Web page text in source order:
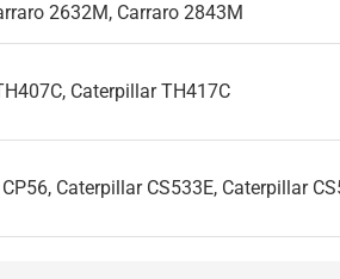
2632M, Carraro 2843M
Caterpillar TH417C
Caterpillar CS533E, Caterpillar